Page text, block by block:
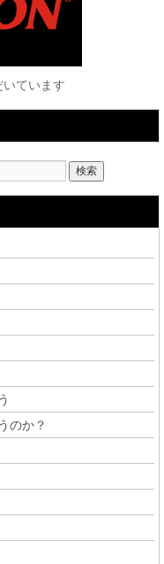
いています
のか？